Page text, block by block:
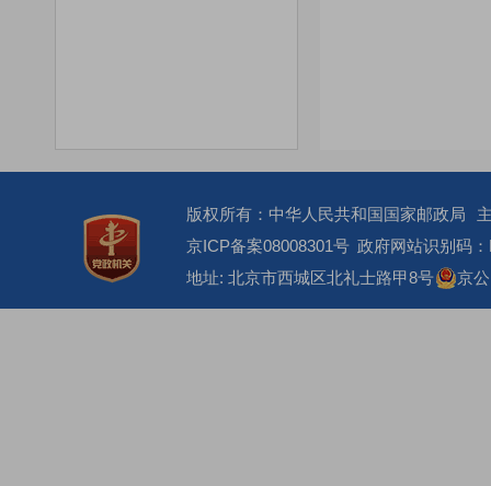
版权所有：中华人民共和国国家邮政局
京ICP备案08008301号 政府网站识别码
地址: 北京市西城区北礼士路甲8号
京